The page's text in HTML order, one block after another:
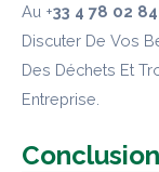
Au +33 4 78 02
Discuter De Vos
Des Déchets Et
Entreprise.
Conclusion